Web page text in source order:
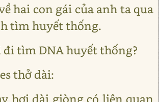
hai con gái của anh ta qua
tìm huyết thống.
đi tìm DNA huyết thống?
thở dài:
hơi dài giòng có liên quan